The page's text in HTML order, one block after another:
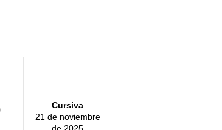
Cursiva
21 de
noviembre de